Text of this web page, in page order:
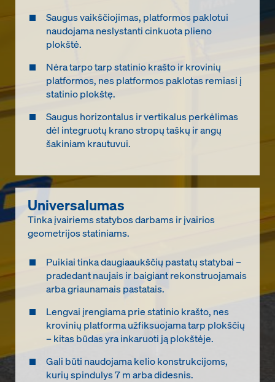
Saugus vaikščiojimas, platformos paklotui
naudojama neslystanti cinkuota plieno
plokštė.
Nėra tarpo tarp statinio krašto ir krovinių
platformos, nes platformos paklotas remiasi į
statinio plokštę.
Saugus horizontalus ir vertikalus perkėlimas
dėl integruotų krano stropų taškų ir angų
šakiniam krautuvui.
Universalumas
Tinka įvairiems statybos darbams ir įvairios
geometrijos statiniams.
Puikiai tinka daugiaaukščių pastatų statybai –
pradedant naujais ir baigiant rekonstruojamais
arba griaunamais pastatais.
Lengvai įrengiama prie statinio krašto, nes
krovinių platforma užfiksuojama tarp plokščių
– kitas būdas yra inkaruoti ją plokštėje.
Gali būti naudojama kelio konstrukcijoms,
kurių spindulys 7 m arba didesnis.